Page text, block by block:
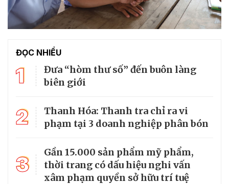
ĐỌC NHIỀU
1
Đưa “hòm thư số” đến buôn làng
biên giới
2
Thanh Hóa: Thanh tra chỉ ra vi
phạm tại 3 doanh nghiệp phân bón
3
Gần 15.000 sản phẩm mỹ phẩm,
thời trang có dấu hiệu nghi vấn
xâm phạm quyền sở hữu trí tuệ